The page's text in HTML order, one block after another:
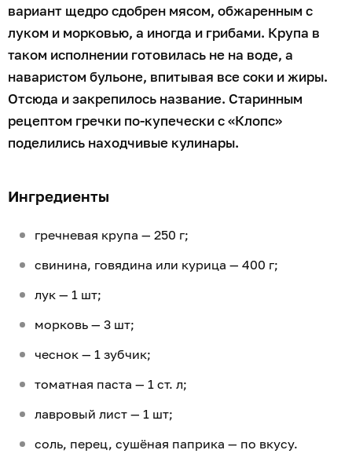
Приготовление
Мясо нарезать на средние кусочки и обжарить до
золотистой корочки по 5–7 минут с двух сторон.
Добавить мелконарезанный лук, натёртую морковь и
продавленный через пресс чеснок. Когда лук станет
мягким, положить томатную пасту и специи.
так, чтобы она покрывала содержимое кастрюли на
минимума и тушить на медленном огне 20–25 минут.
Когда гречка впитает всю жидкость, выключить
огонь, накрыть крышкой и подождать 10–15 минут.
При подаче украсить свежей зеленью.
Гречневая крупа хороша не только в качестве
гарнира к мясу. Она и сама
не менее вкусными и сытными, чем из фарша.